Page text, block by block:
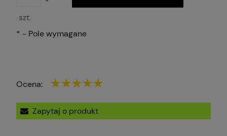
szt.
* - Pole wymagane
Ocena:
Zapytaj o produkt